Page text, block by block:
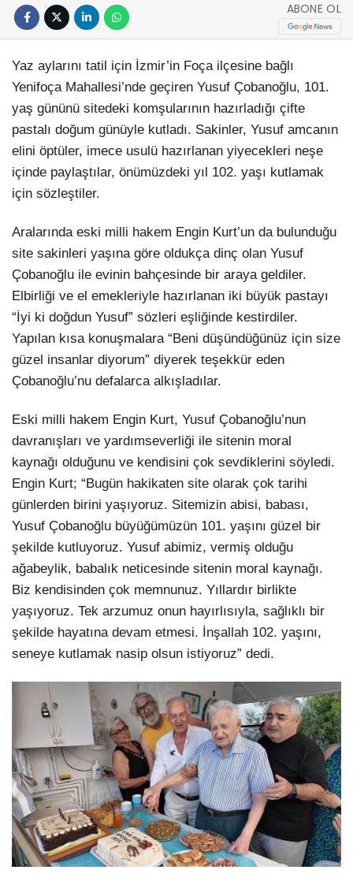
ABONE OL
Yaz aylarını tatil için İzmir’in Foça ilçesine bağlı
Yenifoça Mahallesi’nde geçiren Yusuf Çobanoğlu, 101.
yaş gününü sitedeki komşularının hazırladığı çifte
pastalı doğum günüyle kutladı. Sakinler, Yusuf amcanın
elini öptüler, imece usulü hazırlanan yiyecekleri neşe
içinde paylaştılar, önümüzdeki yıl 102. yaşı kutlamak
için sözleştiler.
Aralarında eski milli hakem Engin Kurt’un da bulunduğu
site sakinleri yaşına göre oldukça dinç olan Yusuf
Çobanoğlu ile evinin bahçesinde bir araya geldiler.
Elbirliği ve el emekleriyle hazırlanan iki büyük pastayı
“İyi ki doğdun Yusuf” sözleri eşliğinde kestirdiler.
Yapılan kısa konuşmalara “Beni düşündüğünüz için size
güzel insanlar diyorum” diyerek teşekkür eden
Çobanoğlu’nu defalarca alkışladılar.
Eski milli hakem Engin Kurt, Yusuf Çobanoğlu’nun
davranışları ve yardımseverliği ile sitenin moral
kaynağı olduğunu ve kendisini çok sevdiklerini söyledi.
Engin Kurt; “Bugün hakikaten site olarak çok tarihi
günlerden birini yaşıyoruz. Sitemizin abisi, babası,
Yusuf Çobanoğlu büyüğümüzün 101. yaşını güzel bir
şekilde kutluyoruz. Yusuf abimiz, vermiş olduğu
ağabeylik, babalık neticesinde sitenin moral kaynağı.
Biz kendisinden çok memnunuz. Yıllardır birlikte
yaşıyoruz. Tek arzumuz onun hayırlısıyla, sağlıklı bir
şekilde hayatına devam etmesi. İnşallah 102. yaşını,
seneye kutlamak nasip olsun istiyoruz” dedi.